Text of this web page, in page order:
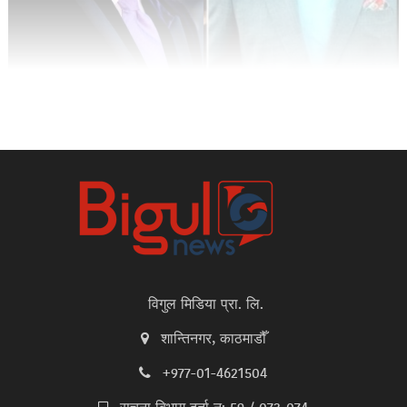
विगुल मिडिया प्रा. लि.
शान्तिनगर, काठमाडौँ
+977-01-4621504